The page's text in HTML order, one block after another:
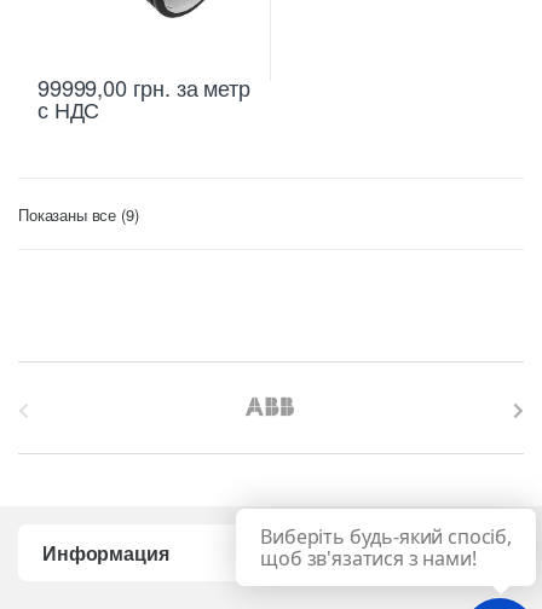
99999,00 грн. за метр
с НДС
Показаны все (9)Цены:
по
Информация
Виберіть будь-який спосіб,
щоб зв'язатися з нами!